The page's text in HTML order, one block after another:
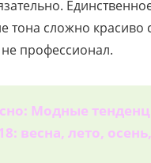
тона сложно красиво
профессионал.
Модные
весна, лето,